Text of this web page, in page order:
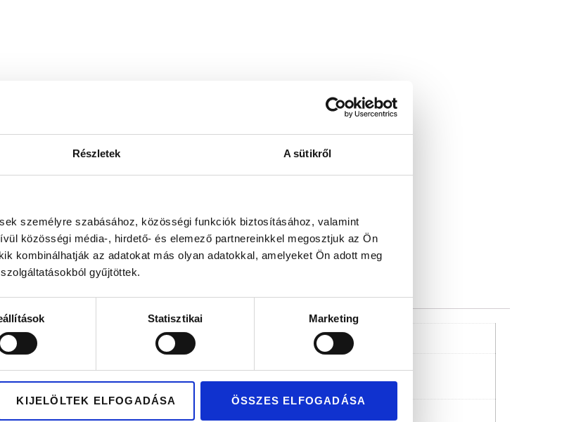
Részletek A sütikről
személyre szabásához, közösségi funkciók biztosításához, valamint
közösségi média-, hirdető- és elemező partnereinkkel megosztjuk az Ön
kombinálhatják az adatokat más olyan adatokkal, amelyeket Ön adott meg
gyűjtöttek.
Statisztikai Marketing
KIJELÖLTEK ELFOGADÁSA ÖSSZES ELFOGADÁSA
és gyártás Kizárólag prémium minőség